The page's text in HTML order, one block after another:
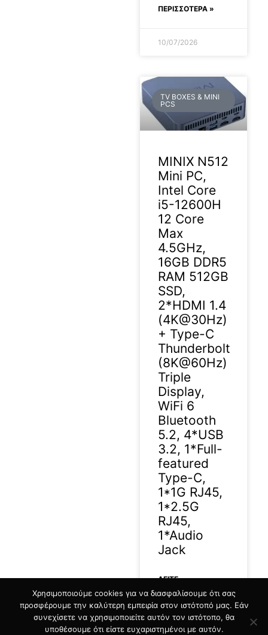
ΠΕΡΙΣΣΟΤΕΡΑ »
10/07/2026
TV BOXES & MINI
PCS
MINIX N512
Mini PC,
Intel Core
i5-12600H
12 Core
Max
4.5GHz,
16GB DDR5
RAM 512GB
SSD,
2*HDMI 1.4
(4K@30Hz)
+ Type-C
Thunderbolt
(8K@60Hz)
Triple
Display,
WiFi 6
Bluetooth
5.2, 4*USB
3.2, 1*Full-
featured
Type-C,
1*1G RJ45,
1*2.5G
RJ45,
1*Audio
Jack
ΔΕΊΤΕ
ΠΕΡΙΣΣΟΤΕΡΑ »
31/07/2026
Χρησιμοποιούμε cookies για να διασφαλίσουμε ότι σας
προσφέρουμε την καλύτερη εμπειρία στον ιστότοπό μας. Εάν
συνεχίσετε να χρησιμοποιείτε αυτόν τον ιστότοπο, θα
υποθέσουμε ότι είστε ευχαριστημένοι με αυτόν.